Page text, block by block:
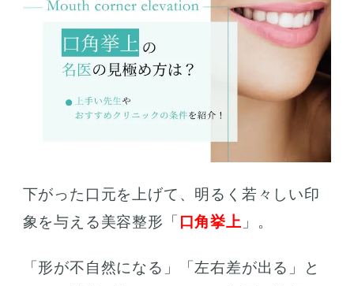
下がった口元を上げて、明るく若々しい印
象を与える美容整形「 口角挙上 」。
「形が不自然になる」「左右差が出る」と